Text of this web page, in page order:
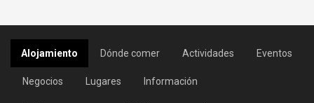
Alojamiento Dónde comer Actividades Eventos
Negocios Lugares Información